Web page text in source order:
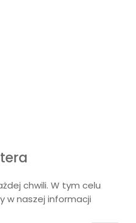
chwili. W tym celu
w naszej informacji